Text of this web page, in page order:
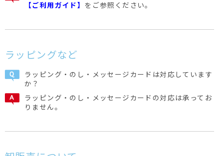
【ご利用ガイド】 をご参照ください。
ラッピングなど
ラッピング・のし・メッセージカードは対応しています
か？
ラッピング・のし・メッセージカードの対応は承ってお
りません。